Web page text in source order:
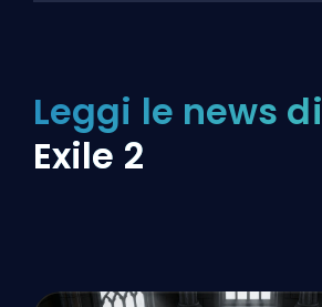
Leggi le news di
Exile 2